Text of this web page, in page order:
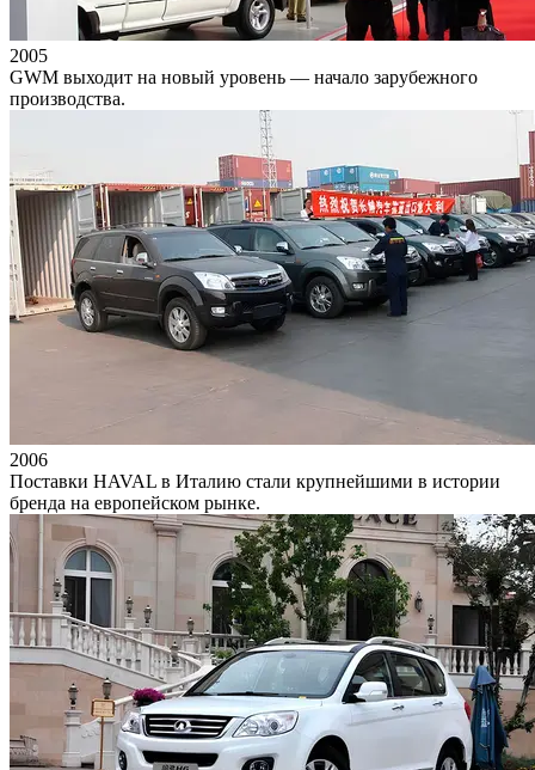
2005
GWM выходит на новый уровень — начало зарубежного
производства.
2006
Поставки HAVAL в Италию стали крупнейшими в истории
бренда на европейском рынке.